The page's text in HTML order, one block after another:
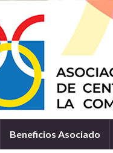
Beneficios Asociado